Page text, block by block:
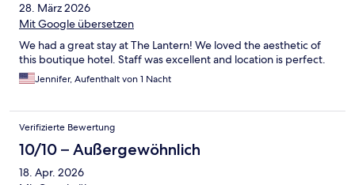
28. März 2026
Mit Google übersetzen
We had a great stay at The Lantern! We loved the aesthetic of
this boutique hotel. Staff was excellent and location is perfect.
Jennifer, Aufenthalt von 1 Nacht
Verifizierte Bewertung
10/10 – Außergewöhnlich
18. Apr. 2026